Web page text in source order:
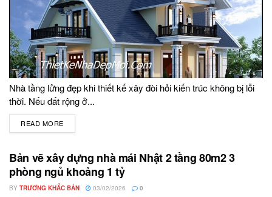
Nhà tầng lửng đẹp khi thiết kế xây đòi hỏi kiến trúc không bị lỗi
thời. Nếu đất rộng ở...
READ MORE
Bản vẽ xây dựng nhà mái Nhật 2 tầng 80m2 3
phòng ngủ khoảng 1 tỷ
BY TRƯƠNG KHẮC BẢN 03/02/2026 0